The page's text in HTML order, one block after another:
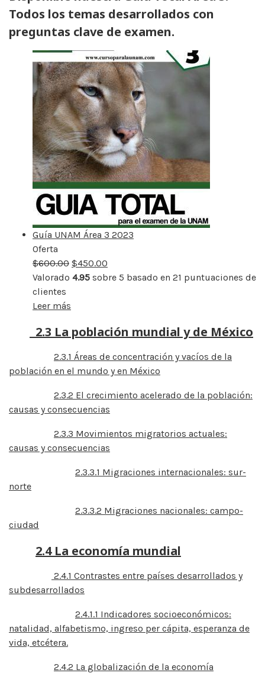
Todos los temas desarrollados con
preguntas clave de examen.
Guía UNAM Área 3 2023
Oferta
rebajado
$600.00 $450.00
Valorado 4.95 sobre 5 basado en 21 puntuaciones de
clientes
Leer más
2.3 La población mundial y de México
2.3.1 Áreas de concentración y vacíos de la
población en el mundo y en México
2.3.2 El crecimiento acelerado de la población:
causas y consecuencias
2.3.3 Movimientos migratorios actuales:
causas y consecuencias
2.3.3.1 Migraciones internacionales: sur-
norte
2.3.3.2 Migraciones nacionales: campo-
ciudad
2.4 La economía mundial
2.4.1 Contrastes entre países desarrollados y
subdesarrollados
2.4.1.1 Indicadores socioeconómicos:
natalidad, alfabetismo, ingreso per cápita, esperanza de
vida, etcétera.
2.4.2 La globalización de la economía